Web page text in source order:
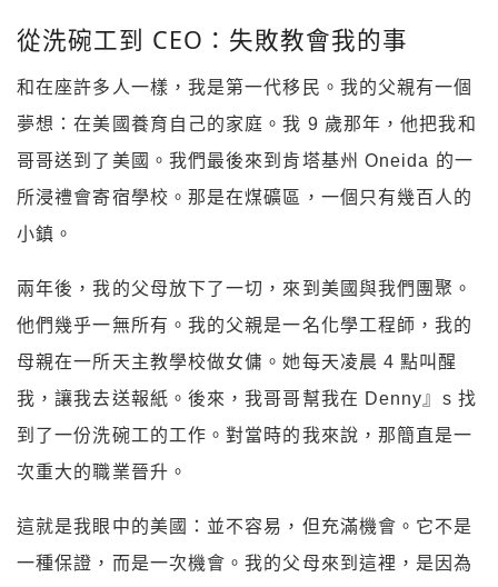
從洗碗工到 CEO：失敗教會我的事
和在座許多人一樣，我是第一代移民。我的父親有一個
夢想：在美國養育自己的家庭。我 9 歲那年，他把我和
哥哥送到了美國。我們最後來到肯塔基州 Oneida 的一
所浸禮會寄宿學校。那是在煤礦區，一個只有幾百人的
小鎮。
兩年後，我的父母放下了一切，來到美國與我們團聚。
他們幾乎一無所有。我的父親是一名化學工程師，我的
母親在一所天主教學校做女傭。她每天凌晨 4 點叫醒
我，讓我去送報紙。後來，我哥哥幫我在 Denny』s 找
到了一份洗碗工的工作。對當時的我來說，那簡直是一
次重大的職業晉升。
這就是我眼中的美國：並不容易，但充滿機會。它不是
一種保證，而是一次機會。我的父母來到這裡，是因為